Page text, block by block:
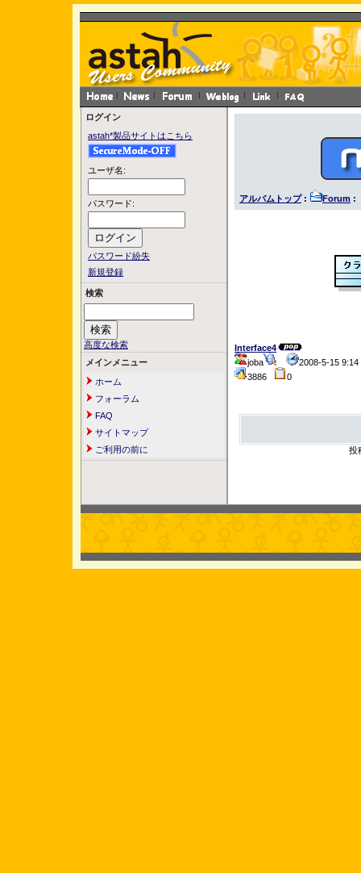
ログイン
astah*製品サイトはこちら
ユーザ名:
パスワード:
パスワード紛失
新規登録
検索
高度な検索
メインメニュー
ホーム
フォーラム
FAQ
サイトマップ
ご利用の前に
アルバムトップ: Forum :
Interface4
joba
2008-5-15
3886
0
投